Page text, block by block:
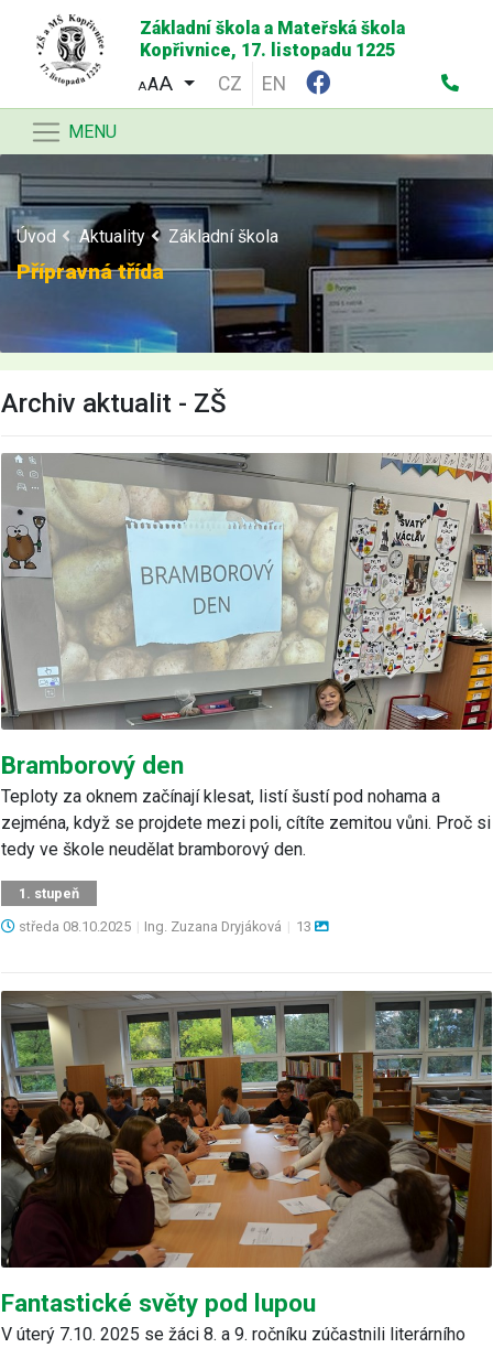
Základní škola a Mateřská škola
Kopřivnice, 17. listopadu 1225
AA CZ EN
MENU
Úvod Aktuality Základní škola
Přípravná třída
Archiv aktualit - ZŠ
Bramborový den
Teploty za oknem začínají klesat, listí šustí pod nohama a
zejména, když se projdete mezi poli, cítíte zemitou vůni. Proč si
tedy ve škole neudělat bramborový den.
1. stupeň
středa 08.10.2025 | Ing. Zuzana Dryjáková | 13
Fantastické světy pod lupou
V úterý 7.10. 2025 se žáci 8. a 9. ročníku zúčastnili literárního